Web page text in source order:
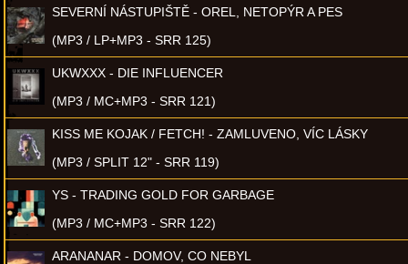
SEVERNÍ NÁSTUPIŠTĚ - OREL, NETOPÝR A PES
(MP3 / LP+MP3 - SRR 125)
UKWXXX - DIE INFLUENCER
(MP3 / MC+MP3 - SRR 121)
KISS ME KOJAK / FETCH! - ZAMLUVENO, VÍC LÁSKY
(MP3 / SPLIT 12" - SRR 119)
YS - TRADING GOLD FOR GARBAGE
(MP3 / MC+MP3 - SRR 122)
ARANANAR - DOMOV, CO NEBYL